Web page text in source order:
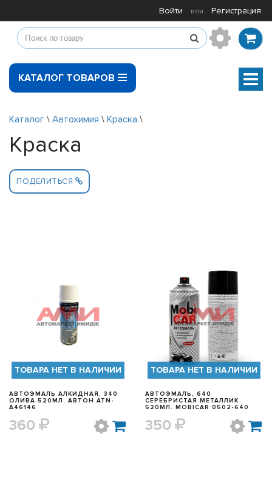
Войти или Регистрация
КАТАЛОГ ТОВАРОВ
Каталог \ Автохимия \ Краcка \
Краcка
ПОДЕЛИТЬСЯ
БЫСТРЫЙ ПРОСМОТР
ТОВАРА НЕТ В НАЛИЧИИ
АВТОЭМАЛЬ АЛКИДНАЯ, 340
ОЛИВА 520МЛ. АВТОН ATN-
A46146
360
БЫСТРЫЙ ПРОСМОТР
ТОВАРА НЕТ В НАЛИЧИИ
АВТОЭМАЛЬ, 640
СЕРЕБРИСТАЯ МЕТАЛЛИК
520МЛ. MOBICAR 0502-640
350